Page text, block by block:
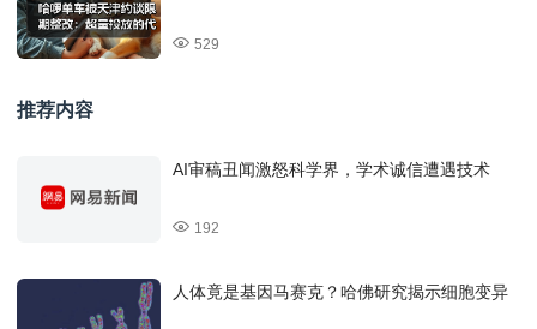
529
推荐内容
AI审稿丑闻激怒科学界，学术诚信遭遇技术
192
人体竟是基因马赛克？哈佛研究揭示细胞变异